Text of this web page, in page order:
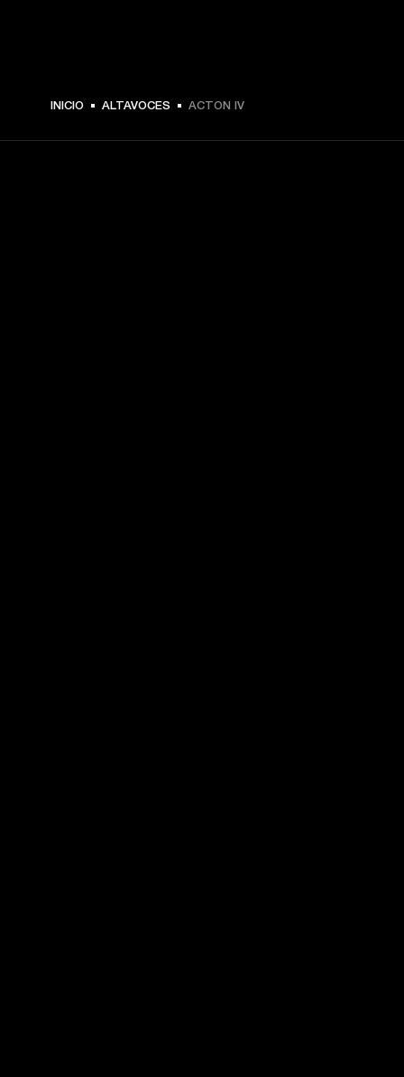
INICIO ALTAVOCES ACTON IV